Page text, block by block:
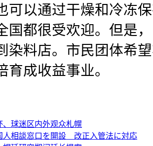
可以通过干燥和冷冻
国都很受欢迎。但是
染料店。市民团体希
育成收益事业。
、球迷区内外观众札幌
人相談窓口を開設 改正入管法に対応